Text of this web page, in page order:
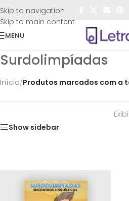
Skip to navigation
Skip to main content
FRETE GRÁTIS
MENU
Surdolimpíadas
Início/Produtos marcados com a
Show sidebar